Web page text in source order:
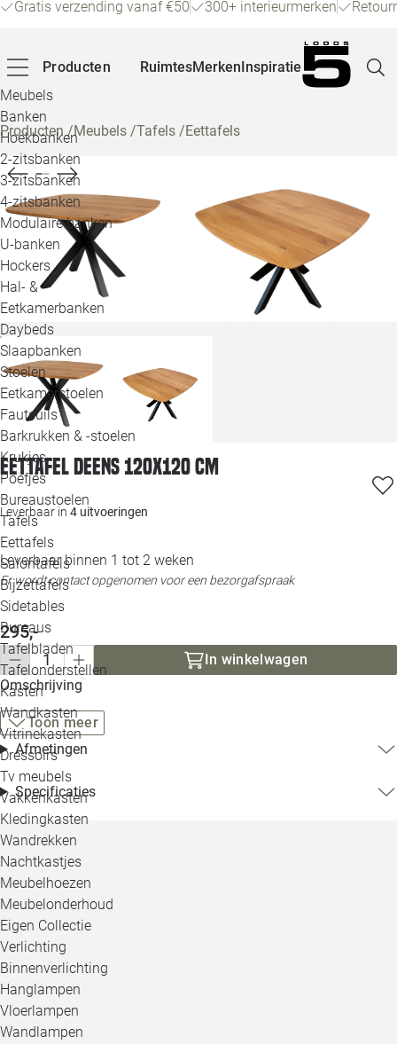
Gratis verzending vanaf €50 300+ interieurmerken
Producten
Meubels
Banken
Hoekbanken
2-zitsbanken
3-zitsbanken
4-zitsbanken
Modulaire banken
U-banken
Hockers
Hal- &
Eetkamerbanken
Daybeds
Slaapbanken
Stoelen
Eetkamerstoelen
Fauteuils
Barkrukken & -stoelen
Krukjes
Poefjes
Bureaustoelen
Tafels
Eettafels
Salontafels
Bijzettafels
Sidetables
Bureaus
Tafelbladen
Tafelonderstellen
Kasten
Wandkasten
Vitrinekasten
Dressoirs
Tv meubels
Vakkenkasten
Kledingkasten
Wandrekken
Nachtkastjes
Meubelhoezen
Meubelonderhoud
Eigen Collectie
Verlichting
Binnenverlichting
Hanglampen
Vloerlampen
Wandlampen
RuimtesMerkenInspiratie
Producten/Meubels /Tafels /Eettafels
Eettafel Deens 120x120 cm
Leverbaar in 4 uitvoeringen
Leverbaar binnen 1 tot 2 weken
Er wordt contact opgenomen voor een bezorgafspraak
295,-
In winkelwagen
Omschrijving
Toon meer
Afmetingen
Specificaties